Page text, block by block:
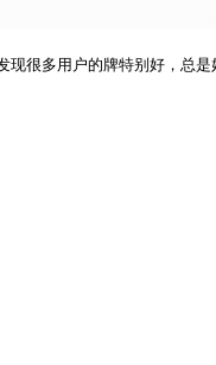
现很多用户的牌特别好，总